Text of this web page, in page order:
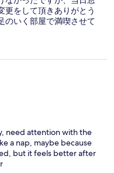
更をして頂きありがとう
のいく部屋で満喫させて
need attention with the
a nap, maybe because
but it feels better after